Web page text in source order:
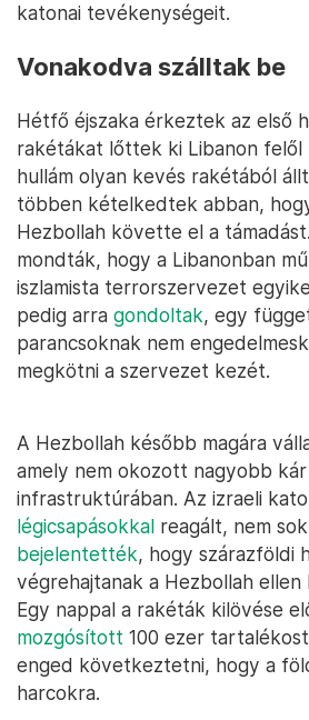
katonai tevékenységeit.
Vonakodva szálltak be
Hétfő éjszaka érkeztek az első
rakétákat lőttek ki Libanon felől
hullám olyan kevés rakétából
többen kételkedtek abban,
Hezbollah követte el a
mondták, hogy a Libanonban
iszlamista terrorszervezet
pedig arra gondoltak, egy
parancsoknak nem
megkötni a szervezet kezét.
A Hezbollah később magára
amely nem okozott nagyobb
infrastruktúrában. Az izraeli
légicsapásokkal reagált, nem
bejelentették, hogy szárazföldi
végrehajtanak a Hezbollah
Egy nappal a rakéták kilövése
mozgósított 100 ezer
enged következtetni, hogy a
harcokra.